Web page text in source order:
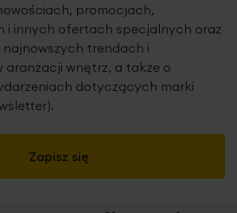
Zapisz się
promocjach,
i innych ofertach specjalnych oraz
najnowszych trendach i
aranżacji wnętrz, a także o
dotyczących marki